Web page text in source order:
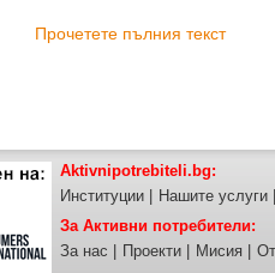
Прочетете пълния текст
Aktivnipotrebiteli.bg:
Институции
Нашите услуги
За Активни потребители:
За нас
Проекти Мисия